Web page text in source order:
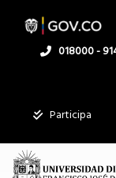
contenido
Linea
018000 -
Participa
registros
Buscar: